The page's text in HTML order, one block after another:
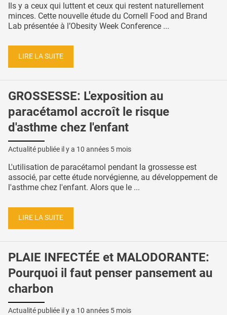
Ils y a ceux qui luttent et ceux qui restent naturellement
minces. Cette nouvelle étude du Cornell Food and Brand
Lab présentée à l’Obesity Week Conference ...
LIRE LA SUITE
GROSSESSE: L'exposition au
paracétamol accroît le risque
d'asthme chez l'enfant
Actualité publiée il y a 10 années 5 mois
L'utilisation de paracétamol pendant la grossesse est
associé, par cette étude norvégienne, au développement de
l'asthme chez l'enfant. Alors que le ...
LIRE LA SUITE
PLAIE INFECTÉE et MALODORANTE:
Pourquoi il faut penser pansement au
charbon
Actualité publiée il y a 10 années 5 mois